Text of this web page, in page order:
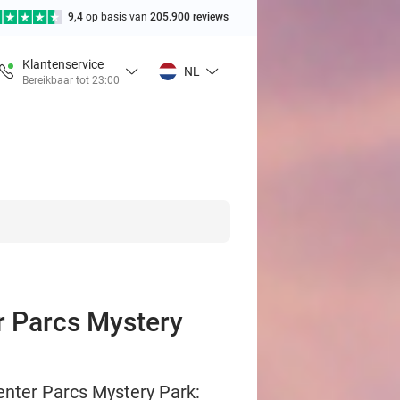
9,4 op basis van 205.900 reviews
Klantenservice
Bereikbaar tot 23:00
NL
Parcs Mystery
Parcs Mystery Park: